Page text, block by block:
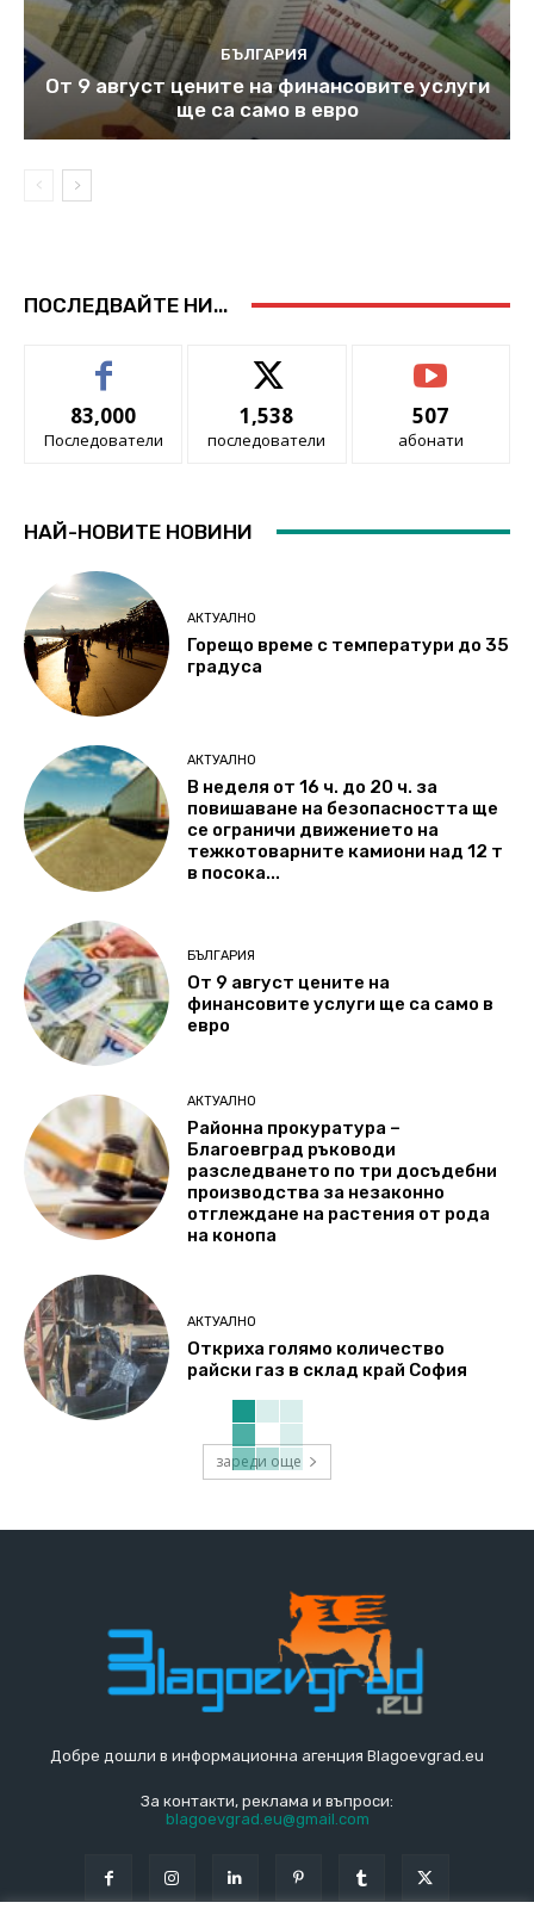
БЪЛГАРИЯ
От 9 август цените на финансовите услуги
ще са само в евро
ПОСЛЕДВАЙТЕ НИ...
83,000
Последователи
1,538
последователи
507
абонати
НАЙ-НОВИТЕ НОВИНИ
АКТУАЛНО
Горещо време с температури до 35
градуса
АКТУАЛНО
В неделя от 16 ч. до 20 ч. за
повишаване на безопасността ще
се ограничи движението на
тежкотоварните камиони над 12 т
в посока...
БЪЛГАРИЯ
От 9 август цените на
финансовите услуги ще са само в
евро
АКТУАЛНО
Районна прокуратура –
Благоевград ръководи
разследването по три досъдебни
производства за незаконно
отглеждане на растения от рода
на конопа
АКТУАЛНО
Откриха голямо количество
райски газ в склад край София
зареди още
Добре дошли в информационна агенция Blagoevgrad.eu
За контакти, реклама и въпроси:
blagoevgrad.eu@gmail.com